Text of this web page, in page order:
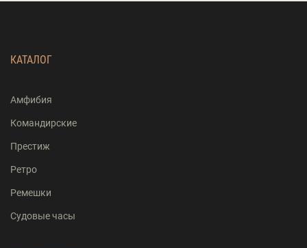
КАТАЛОГ
Амфибия
Командирские
Престиж
Ретро
Ремешки
Судовые часы